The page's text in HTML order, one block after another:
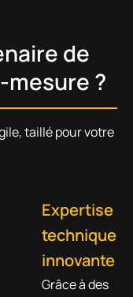
de
?
taillé pour votre
Expertise
technique
innovante
Grâce à des